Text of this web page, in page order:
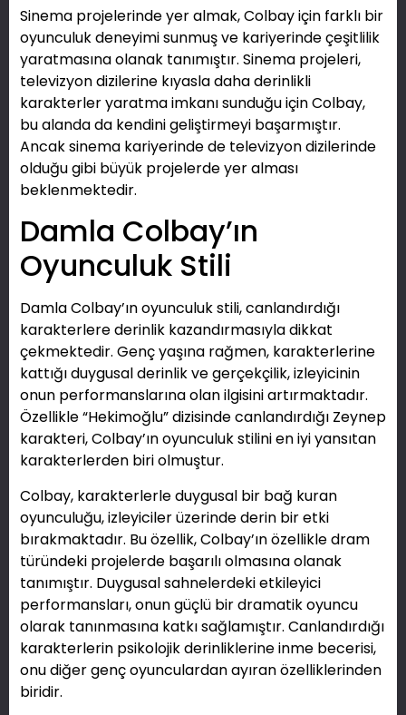
Sinema projelerinde yer almak, Colbay için farklı bir
oyunculuk deneyimi sunmuş ve kariyerinde çeşitlilik
yaratmasına olanak tanımıştır. Sinema projeleri,
televizyon dizilerine kıyasla daha derinlikli
karakterler yaratma imkanı sunduğu için Colbay,
bu alanda da kendini geliştirmeyi başarmıştır.
Ancak sinema kariyerinde de televizyon dizilerinde
olduğu gibi büyük projelerde yer alması
beklenmektedir.
Damla Colbay’ın
Oyunculuk Stili
Damla Colbay’ın oyunculuk stili, canlandırdığı
karakterlere derinlik kazandırmasıyla dikkat
çekmektedir. Genç yaşına rağmen, karakterlerine
kattığı duygusal derinlik ve gerçekçilik, izleyicinin
onun performanslarına olan ilgisini artırmaktadır.
Özellikle “Hekimoğlu” dizisinde canlandırdığı Zeynep
karakteri, Colbay’ın oyunculuk stilini en iyi yansıtan
karakterlerden biri olmuştur.
Colbay, karakterlerle duygusal bir bağ kuran
oyunculuğu, izleyiciler üzerinde derin bir etki
bırakmaktadır. Bu özellik, Colbay’ın özellikle dram
türündeki projelerde başarılı olmasına olanak
tanımıştır. Duygusal sahnelerdeki etkileyici
performansları, onun güçlü bir dramatik oyuncu
olarak tanınmasına katkı sağlamıştır. Canlandırdığı
karakterlerin psikolojik derinliklerine inme becerisi,
onu diğer genç oyunculardan ayıran özelliklerinden
biridir.